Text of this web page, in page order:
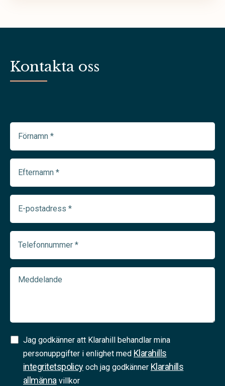
Kontakta oss
Förnamn
(Required)
Efternamn
(Required)
E-
postadress
(Required)
Telefonnummer
(Required)
Meddelande
Samtycke
(Required)
Jag godkänner att Klarahill behandlar mina
personuppgifter i enlighet med Klarahills
integritetspolicyoch jag godkänner Klarahills
allmänna villkor